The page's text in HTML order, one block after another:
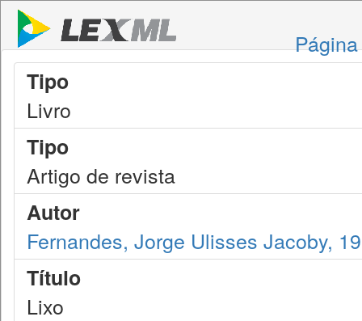
Tipo
Livro
Tipo
Artigo de revista
Autor
Fernandes, Jorge Ulisses Jacoby,
Título
Lixo